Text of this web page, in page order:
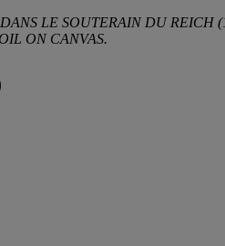
LE SOUTERAIN DU
ON CANVAS.